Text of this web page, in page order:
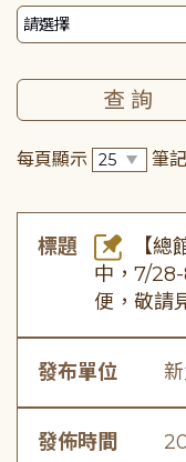
每頁顯示 筆
標題
【總
中，7/
便，敬請
發布單位
發佈時間